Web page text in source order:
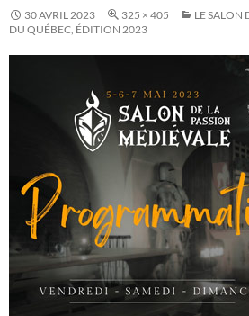
30 AVRIL 2023 325 × 405
LE SALON
DU QUÉBEC, ÉDITION 2023